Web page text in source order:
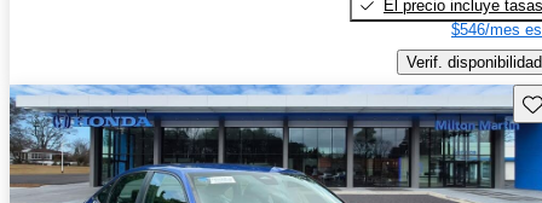
El precio incluye tasas
$546/mes
Verif. disponibilidad